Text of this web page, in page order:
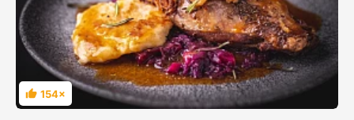
H
o
154×